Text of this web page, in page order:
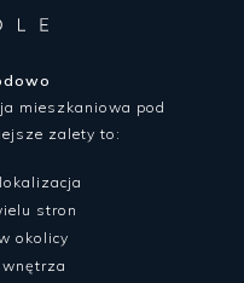
mieszkaniowa pod
zalety to:
stron
okolicy
wnętrza